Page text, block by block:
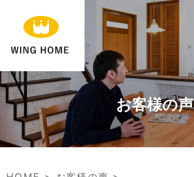
お客様の声